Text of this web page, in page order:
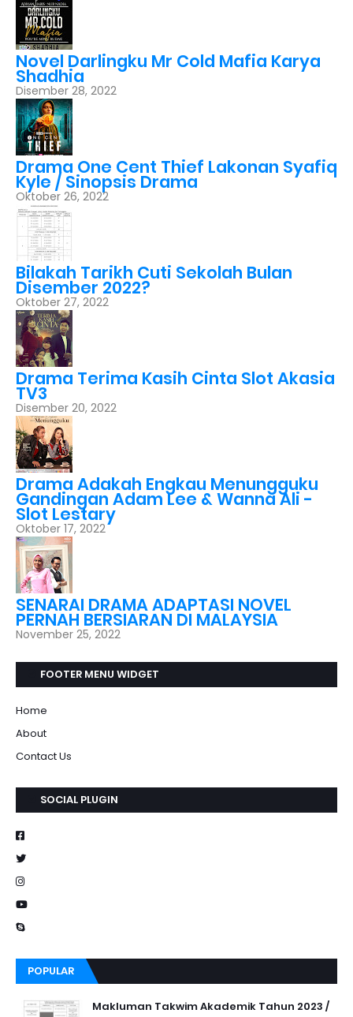
Novel Darlingku Mr Cold Mafia Karya
Shadhia
Disember 28, 2022
Drama One Cent Thief Lakonan Syafiq
Kyle / Sinopsis Drama
Oktober 26, 2022
Bilakah Tarikh Cuti Sekolah Bulan
Disember 2022?
Oktober 27, 2022
Drama Terima Kasih Cinta Slot Akasia
TV3
Disember 20, 2022
Drama Adakah Engkau Menungguku
Gandingan Adam Lee & Wanna Ali -
Slot Lestary
Oktober 17, 2022
SENARAI DRAMA ADAPTASI NOVEL
PERNAH BERSIARAN DI MALAYSIA
November 25, 2022
FOOTER MENU WIDGET
Home
About
Contact Us
SOCIAL PLUGIN
POPULAR
Makluman Takwim Akademik Tahun 2023 /